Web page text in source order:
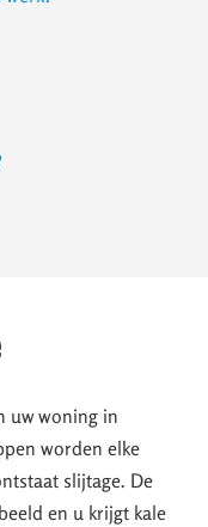
uw woning in
worden elke
slijtage. De
en u krijgt kale